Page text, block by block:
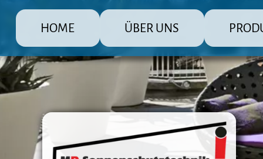
HOME ÜBER UNS
MD Sonnenschutz Rolladenbau
Die große
Raffstore
Markisen